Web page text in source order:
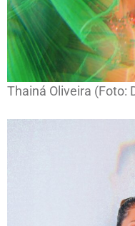
Thainá Oliveira (Foto: